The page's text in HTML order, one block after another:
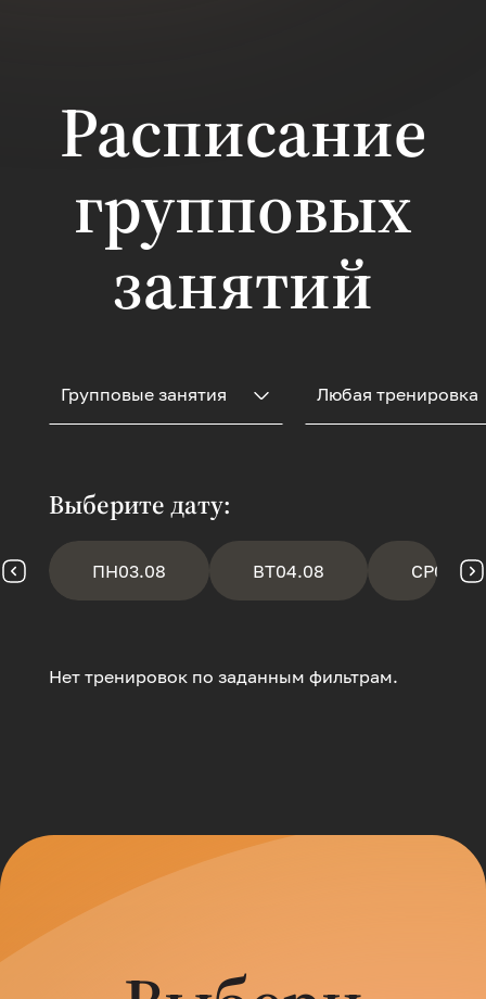
к родам,
восстановление
активной, здоровой и
энергичной, не
изнутри. Тренировка
сочетает элементы
фитнеса,
Расписание
групповых
занятий
Групповые занятия Любая тренировка
Выберите дату:
ПН03.08 ВТ04.08 СР05.08
Нет тренировок по заданным фильтрам.